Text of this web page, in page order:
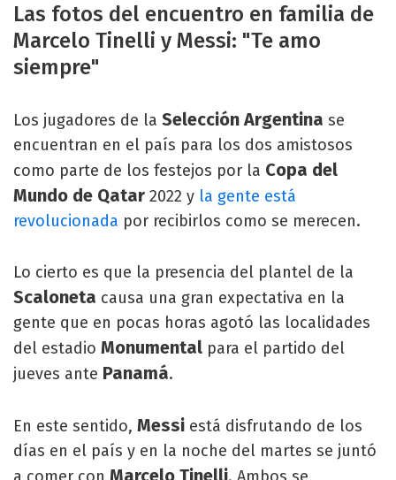
Las fotos del encuentro en familia de
Marcelo Tinelli y Messi: "Te amo
siempre"
Los jugadores de la Selección Argentina se
encuentran en el país para los dos amistosos
como parte de los festejos por la Copa del
Mundo de Qatar 2022 y la gente está
revolucionada por recibirlos como se merecen.
Lo cierto es que la presencia del plantel de la
Scaloneta causa una gran expectativa en la
gente que en pocas horas agotó las localidades
del estadio Monumental para el partido del
jueves ante Panamá.
En este sentido, Messi está disfrutando de los
días en el país y en la noche del martes se juntó
Marcelo Tinelli